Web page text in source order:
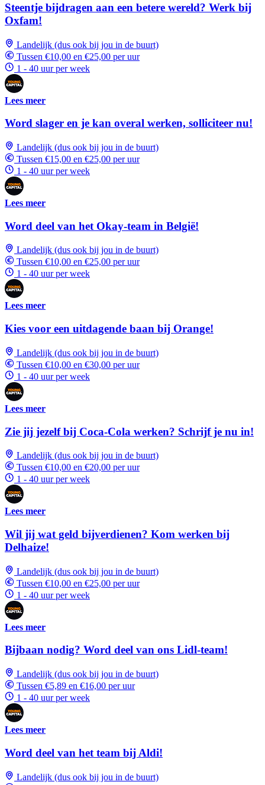
Steentje bijdragen aan een betere wereld? Werk bij
Oxfam!
Landelijk (dus ook bij jou in de buurt)
Tussen €10,00 en €25,00 per uur
1 - 40 uur per week
Lees meer
Word slager en je kan overal werken, solliciteer nu!
Landelijk (dus ook bij jou in de buurt)
Tussen €15,00 en €25,00 per uur
1 - 40 uur per week
Lees meer
Word deel van het Okay-team in België!
Landelijk (dus ook bij jou in de buurt)
Tussen €10,00 en €25,00 per uur
1 - 40 uur per week
Lees meer
Kies voor een uitdagende baan bij Orange!
Landelijk (dus ook bij jou in de buurt)
Tussen €10,00 en €30,00 per uur
1 - 40 uur per week
Lees meer
Zie jij jezelf bij Coca-Cola werken? Schrijf je nu in!
Landelijk (dus ook bij jou in de buurt)
Tussen €10,00 en €20,00 per uur
1 - 40 uur per week
Lees meer
Wil jij wat geld bijverdienen? Kom werken bij
Delhaize!
Landelijk (dus ook bij jou in de buurt)
Tussen €10,00 en €25,00 per uur
1 - 40 uur per week
Lees meer
Bijbaan nodig? Word deel van ons Lidl-team!
Landelijk (dus ook bij jou in de buurt)
Tussen €5,89 en €16,00 per uur
1 - 40 uur per week
Lees meer
Word deel van het team bij Aldi!
Landelijk (dus ook bij jou in de buurt)